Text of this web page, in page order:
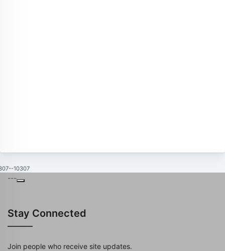
10307
---
Stay Connected
Join people who receive site updates.